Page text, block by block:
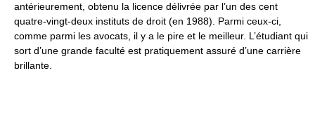
antérieurement, obtenu la licence délivrée par l’un des cent
quatre-vingt-deux instituts de droit (en 1988). Parmi ceux-ci,
comme parmi les avocats, il y a le pire et le meilleur. L’étudiant qui
sort d’une grande faculté est pratiquement assuré d’une carrière
brillante.